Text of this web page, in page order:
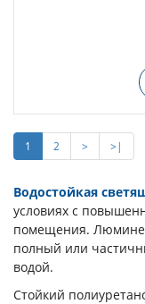
1 2 >
>|
Водостойкая
условиях с
помещения.
полный или
водой.
Стойкий